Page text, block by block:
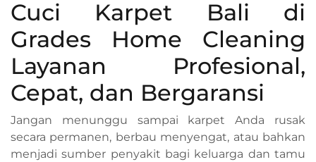
Cuci Karpet Bali di
Grades Home Cleaning
Layanan Profesional,
Cepat, dan Bergaransi
Jangan menunggu sampai karpet Anda rusak
secara permanen, berbau menyengat, atau bahkan
menjadi sumber penyakit bagi keluarga dan tamu